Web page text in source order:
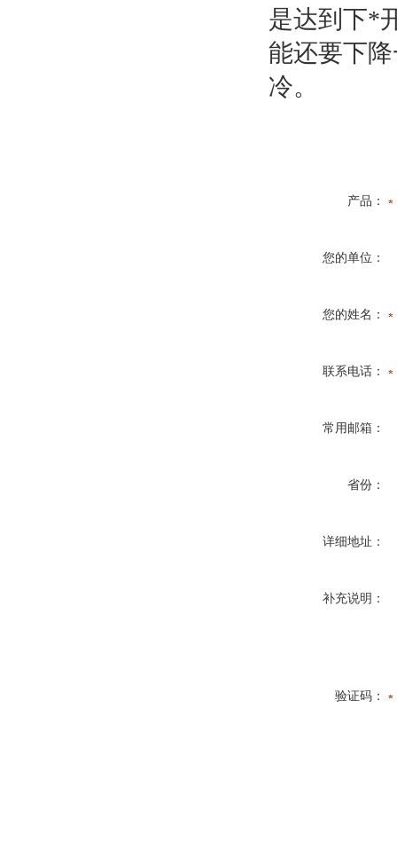
是达到下*
能还要下
冷。
产品：
您的单位：
您的姓名：
联系电话：
常用邮箱：
省份：
详细地址：
补充说明：
验证码：